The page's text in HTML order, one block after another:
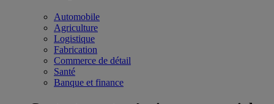
Automobile
Agriculture
Logistique
Fabrication
Commerce de détail
Santé
Banque et finance